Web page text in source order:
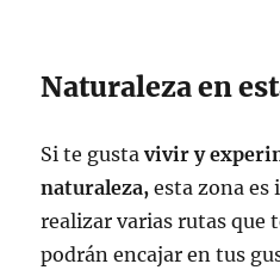
Naturaleza en
Si te gustavivir y
naturaleza, esta zona es
realizar varias rutas que
podrán encajar en tus